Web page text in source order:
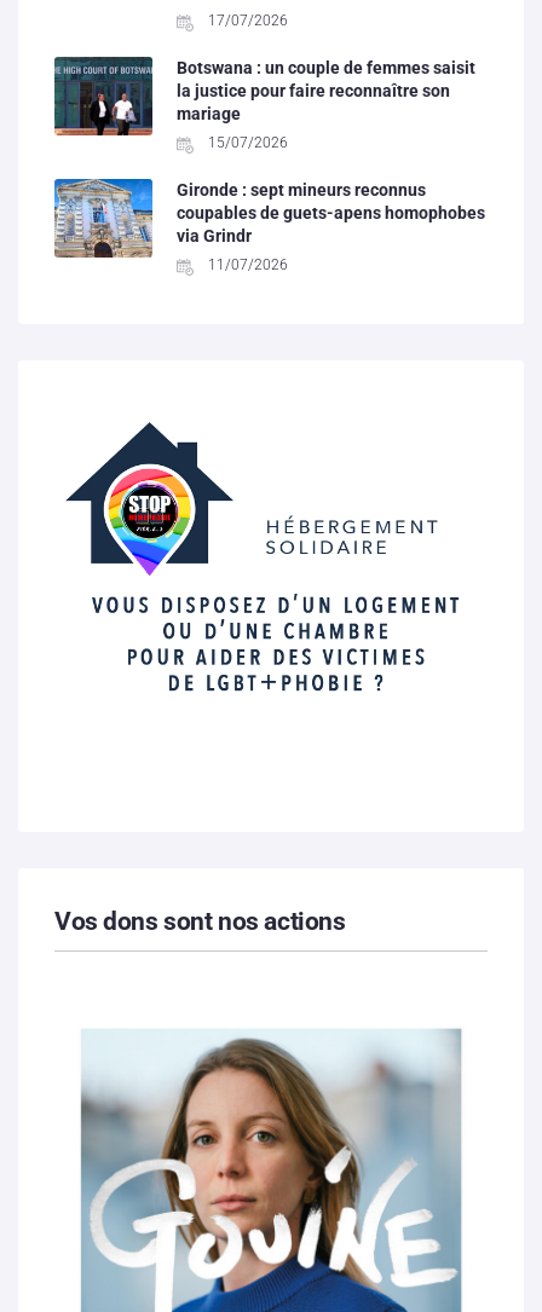
17/07/2026
Botswana : un couple de femmes saisit
la justice pour faire reconnaître son
mariage
15/07/2026
Gironde : sept mineurs reconnus
coupables de guets-apens homophobes
via Grindr
11/07/2026
Vos dons sont nos actions